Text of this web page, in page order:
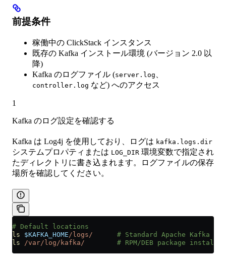
前提条件
稼働中の ClickStack インスタンス
既存の Kafka インストール環境 (バージョン 2.0 以
降)
Kafka のログファイル (server.log
controller.log など) へのアクセス
1
Kafka のログ設定を確認する
Kafka は Log4j を使用しており、ログは kafka.logs.dir
システムプロパティまたは LOG_DIR 環境変数で指定され
たディレクトリに書き込まれます。ログファイルの保存
場所を確認してください。
# Default locations
ls $KAFKA_HOME /logs/
# Standard Apache Kafka
ls /var/log/kafka/
# RPM/DEB package